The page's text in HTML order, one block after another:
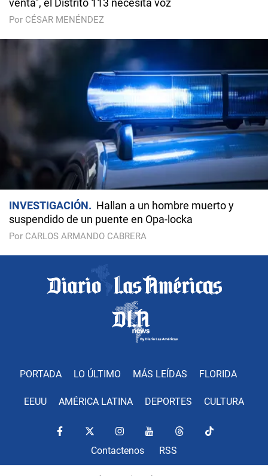
venta", el Distrito 113 necesita voz
Por CÉSAR MENÉNDEZ
INVESTIGACIÓN
Hallan a un hombre muerto y
suspendido de un puente en Opa-locka
Por CARLOS ARMANDO CABRERA
PORTADA LO ÚLTIMO MÁS LEÍDAS FLORIDA
EEUU AMÉRICA LATINA DEPORTES CULTURA
Contactenos RSS